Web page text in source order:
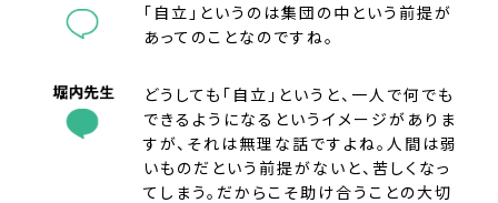
「自立」というのは集団の中という前提が
あってのことなのですね。
どうしても「自立」というと、一人で何でも
できるようになるというイメージがありま
すが、それは無理な話ですよね。人間は弱
いものだという前提がないと、苦しくなっ
てしまう。だからこそ助け合うことの大切